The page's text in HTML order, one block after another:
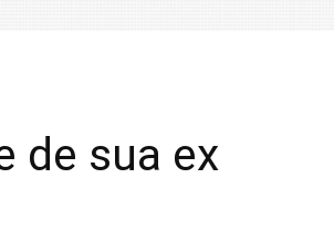
de sua ex